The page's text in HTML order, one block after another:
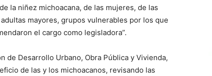
la niñez michoacana, de las mujeres, de las
mayores, grupos vulnerables por los que
el cargo como legisladora”.
de Desarrollo Urbano, Obra Pública y Vivienda,
de las y los michoacanos, revisando las